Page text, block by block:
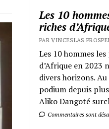
Les 10
riches
PAR VINCESLAS
Les 10 hommes
d’Afrique en 2023
divers horizons.
podium depuis
Aliko Dangoté
Commentaires sont